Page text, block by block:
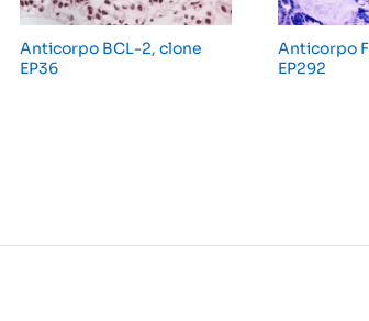
Anticorpo BCL-2, clone
EP36
Anticorpo
EP292